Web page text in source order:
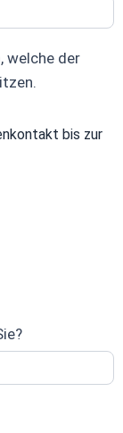
welche der
bis zur